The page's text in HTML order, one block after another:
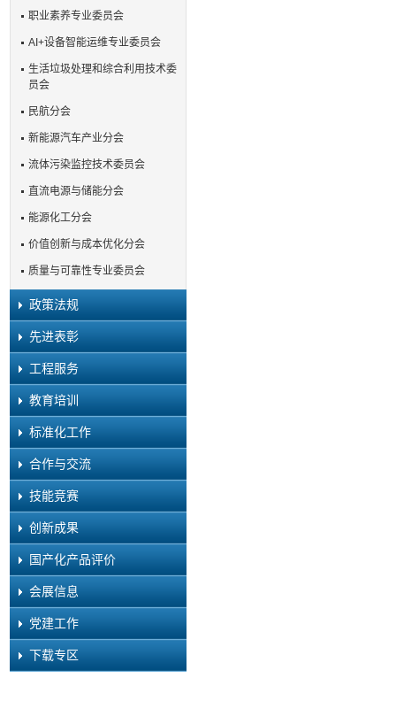
职业素养专业委员会
AI+设备智能运维专业委员会
生活垃圾处理和综合利用技术委
员会
民航分会
新能源汽车产业分会
流体污染监控技术委员会
直流电源与储能分会
能源化工分会
价值创新与成本优化分会
质量与可靠性专业委员会
政策法规
先进表彰
工程服务
教育培训
标准化工作
合作与交流
技能竞赛
创新成果
国产化产品评价
会展信息
党建工作
下载专区